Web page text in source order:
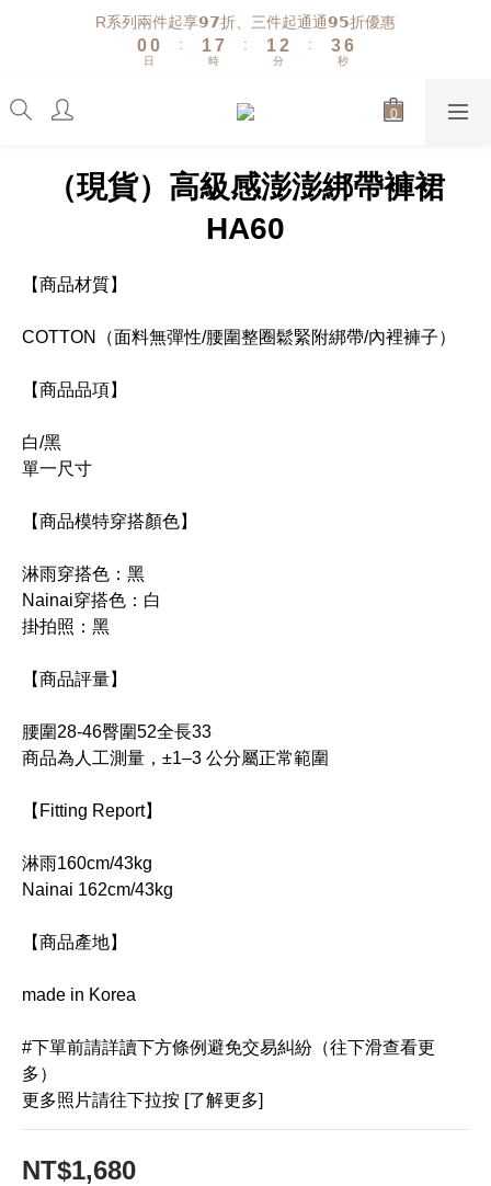
R系列兩件起享𝟵𝟳折、三件起通通𝟵𝟱折優惠
1
0
1
0
日
:
2
1
0
8
7
6
1
0
時
:
2
1
0
3
2
1
分
:
4
3
2
6
5
4
秒
（現貨）高級感澎澎綁帶褲裙
HA60
【商品材質】
COTTON（面料無彈性/腰圍整圈鬆緊附綁帶/內裡褲子）
【商品品項】
白/黑
單一尺寸
【商品模特穿搭顏色】
淋雨穿搭色：黑
Nainai穿搭色：白
掛拍照：黑
【商品評量】
腰圍28-46臀圍52全長33
商品為人工測量，±1–3 公分屬正常範圍
【Fitting Report】
淋雨160cm/43kg
Nainai 162cm/43kg
【商品產地】
made in Korea
#下單前請詳讀下方條例避免交易糾紛（往下滑查看更
多）
更多照片請往下拉按 [了解更多]
NT$1,680